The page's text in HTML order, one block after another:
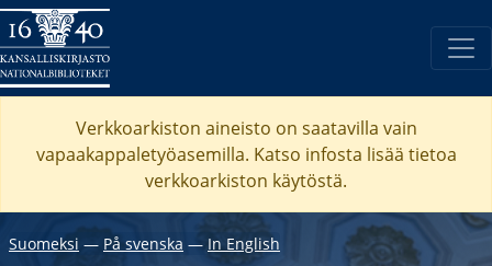
Verkkoarkiston aineisto on saatavilla vain
vapaakappaletyöasemilla. Katso infosta lisää tietoa
verkkoarkiston käytöstä.
Suomeksi ― På svenska ― In English